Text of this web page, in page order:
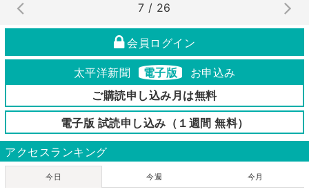
7 / 26
会員ログイン
太平洋新聞 電子版
お申込み
ご購読申し込み月は無料
電子版 試読申し込み（１週間 無料）
アクセスランキング
今日 今週 今月